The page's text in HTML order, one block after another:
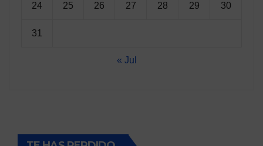
24 25 26 27 28 29 30
31
« Jul